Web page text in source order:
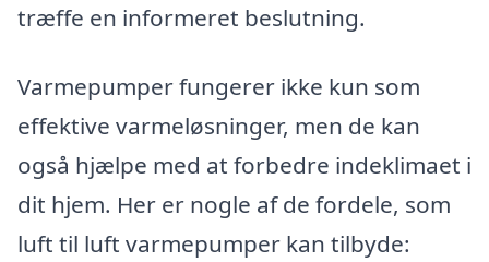
træffe en informeret beslutning.
Varmepumper fungerer ikke kun som
effektive varmeløsninger, men de kan
også hjælpe med at forbedre indeklimaet i
dit hjem. Her er nogle af de fordele, som
luft til luft varmepumper kan tilbyde: